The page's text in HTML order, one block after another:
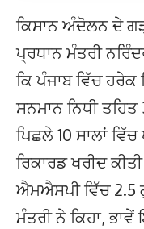
ਕਿਸਾਨ ਅੰਦੋਲਨ ਦੇ
ਪ੍ਰਧਾਨ ਮੰਤਰੀ
ਕਿ ਪੰਜਾਬ ਵਿੱਚ ਹਰੇਕ
ਸਨਮਾਨ ਨਿਧੀ
ਪਿਛਲੇ 10 ਸਾਲਾਂ
ਰਿਕਾਰਡ ਖਰੀਦ
ਐਮਐਸਪੀ ਵਿੱਚ 2.5
ਮੰਤਰੀ ਨੇ ਕਿਹਾ,